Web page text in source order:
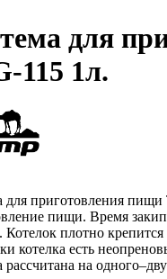
для
115 1л.
для приготовления пищи
пищи. Время
Котелок плотно
котелка есть
рассчитана на